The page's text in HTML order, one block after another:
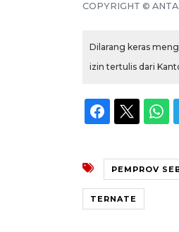
COPYRIGHT ©
Dilarang keras
izin tertulis dari
PEMPROV
TERNATE